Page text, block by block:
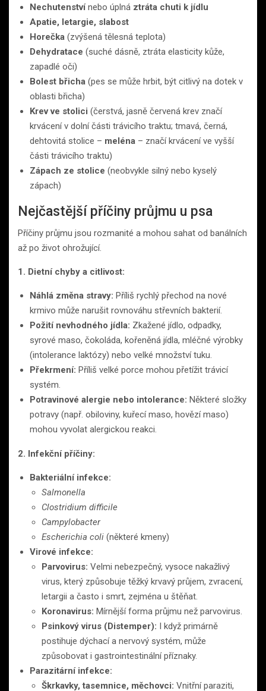
Nechutenstvínebo úplná ztráta chuti k jídlu
Apatie, letargie, slabost
Horečka (zvýšená tělesná teplota)
Dehydratace (suché dásně, ztráta elasticity kůže,
zapadlé oči)
Bolest břicha (pes se může hrbit, být citlivý na dotek v
oblasti břicha)
Krev ve stolici (čerstvá, jasně červená krev značí
krvácení v dolní části trávicího traktu; tmavá, černá,
dehtovitá stolice – meléna – značí krvácení ve vyšší
části trávicího traktu)
Zápach ze stolice (neobvykle silný nebo kyselý
zápach)
Nejčastější příčiny průjmu u psa
Příčiny průjmu jsou rozmanité a mohou sahat od banálních
až po život ohrožující.
1. Dietní chyby a citlivost:
Náhlá změna stravy: Příliš rychlý přechod na nové
krmivo může narušit rovnováhu střevních bakterií.
Požití nevhodného jídla: Zkažené jídlo, odpadky,
syrové maso, čokoláda, kořeněná jídla, mléčné výrobky
(intolerance laktózy) nebo velké množství tuku.
Překrmení: Příliš velké porce mohou přetížit trávicí
systém.
Potravinové alergie nebo intolerance: Některé složky
potravy (např. obiloviny, kuřecí maso, hovězí maso)
mohou vyvolat alergickou reakci.
2. Infekční příčiny:
Bakteriální infekce:
Salmonella
Clostridium difficile
Campylobacter
Escherichia coli (některé kmeny)
Virové infekce:
Parvovirus: Velmi nebezpečný, vysoce nakažlivý
virus, který způsobuje těžký krvavý průjem, zvracení,
letargii a často i smrt, zejména u štěňat.
Koronavirus: Mírnější forma průjmu než parvovirus.
Psinkový virus (Distemper): I když primárně
postihuje dýchací a nervový systém, může
způsobovat i gastrointestinální příznaky.
Parazitární infekce:
Škrkavky, tasemnice, měchovci: Vnitřní paraziti,